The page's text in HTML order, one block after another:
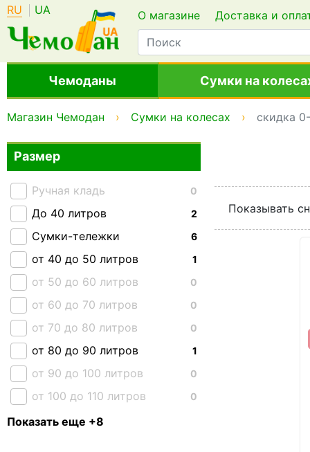
RU UA О магазине Доставка и
Чемоданы Сумки на
Магазин Чемодан Сумки на колесах скидка
Показывать
Размер
0
Ручная кладь
2
До 40 литров
6
Сумки-тележки
1
от 40 до 50 литров
0
от 50 до 60 литров
0
от 60 до 70 литров
0
от 70 до 80 литров
1
от 80 до 90 литров
0
от 90 до 100 литров
0
от 100 до 110 литров
от 110 до 120 литров
Показать еще +8